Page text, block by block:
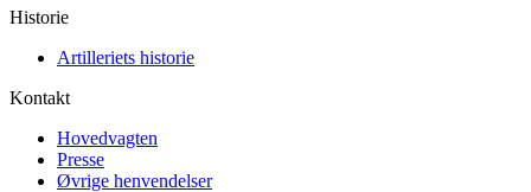
Historie
Artilleriets historie
Kontakt
Hovedvagten
Presse
Øvrige henvendelser